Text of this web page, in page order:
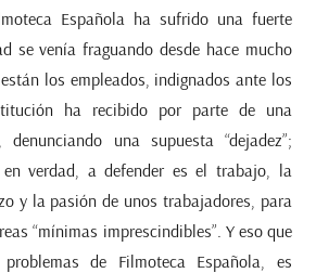
Española ha sufrido una fuerte
se venía fraguando desde hace mucho
los empleados, indignados ante los
ha recibido por parte de una
denunciando una supuesta “dejadez”;
verdad, a defender es el trabajo, la
y la pasión de unos trabajadores, para
“mínimas imprescindibles”. Y eso que
de Filmoteca Española, es